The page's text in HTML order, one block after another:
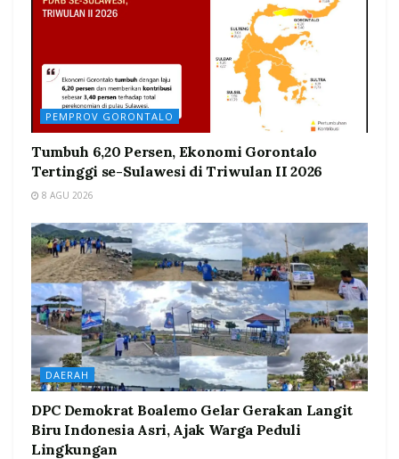
PEMPROV GORONTALO
Tumbuh 6,20 Persen, Ekonomi Gorontalo
Tertinggi se-Sulawesi di Triwulan II 2026
8 AGU 2026
DAERAH
DPC Demokrat Boalemo Gelar Gerakan Langit
Biru Indonesia Asri, Ajak Warga Peduli
Lingkungan